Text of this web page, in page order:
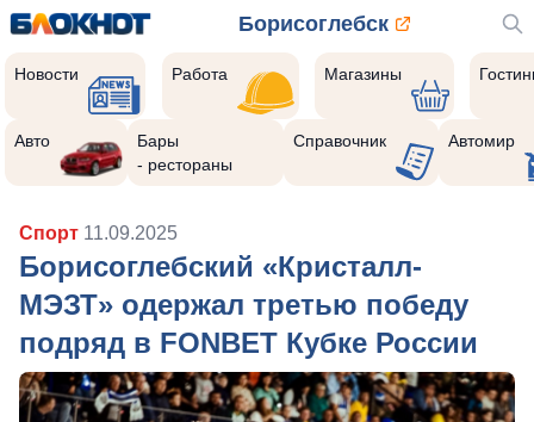
Борисоглебск
Новости Работа Магазины
Авто
Бары
- рестораны
Справочник Автомир
Спорт 11.09.2025
Борисоглебский «Кристалл-
МЭЗТ» одержал третью победу
подряд в FONBET Кубке России